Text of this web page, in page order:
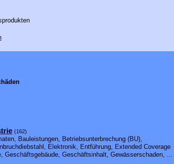
(162)
Bauleistungen, Betriebsunterbrechung (BU),
Elektronik, Entführung, Extended Coverage
Geschäftsgebäude, Geschäftsinhalt, Gewässerschaden, ...